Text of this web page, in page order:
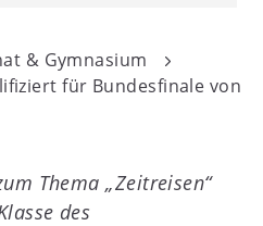
& Gymnasium
für Bundesfinale von
Thema „Zeitreisen“
des